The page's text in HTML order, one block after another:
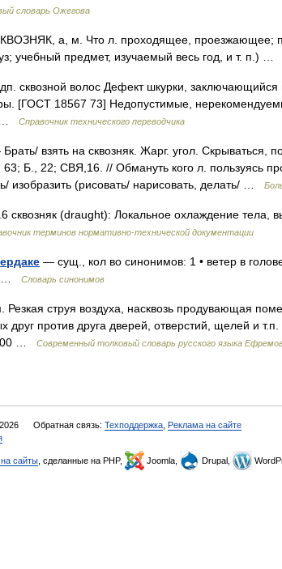
словарь Ожегова
а, м. Что л. проходящее, проезжающее;
учебный предмет, изучаемый весь год, и т. п.) …
сквозной волос Дефект шкурки, заключающийся
[ГОСТ 18567 73] Недопустимые,
…
Справочник технического переводчика
взять на сквозняк. Жарг. угол.
63; Б., 22; СВЯ,16. // Обмануть кого л. пользуясь
изобразить (рисовать/ нарисовать, делать/ …
сквозняк (draught): Локальное охлаждение тела,
терминов нормативно-технической документации
— сущ., кол во синонимов: 1 • ветер в
…
Словарь синонимов
струя воздуха, насквозь продувающая
друг против друга дверей, отверстий, щелей и
…
Современный толковый словарь русского языка
Обратная связь: Техподдержка Реклама на сайте
сайты , сделанные на PHP, Joomla, Drupal,